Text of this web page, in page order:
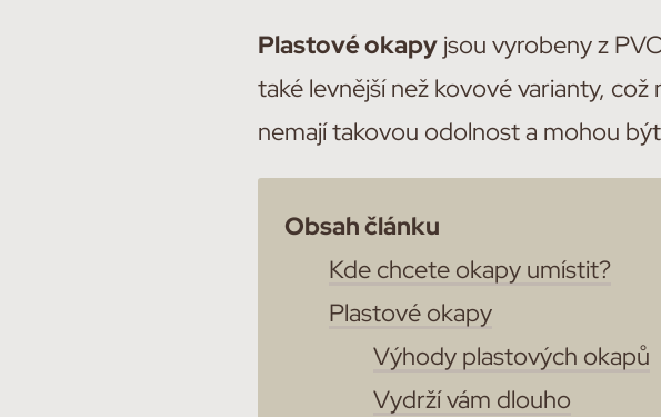
Plastové okapy jsou vyrobeny z
také levnější než kovové varianty,
nemají takovou odolnost a mohou
Obsah článku
Kde chcete okapy umístit?
Plastové okapy
Výhody plastových okapů
Vydrží vám dlouho